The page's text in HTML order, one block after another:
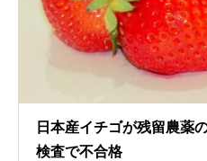
日本産イチゴが残留農
検査で不合格